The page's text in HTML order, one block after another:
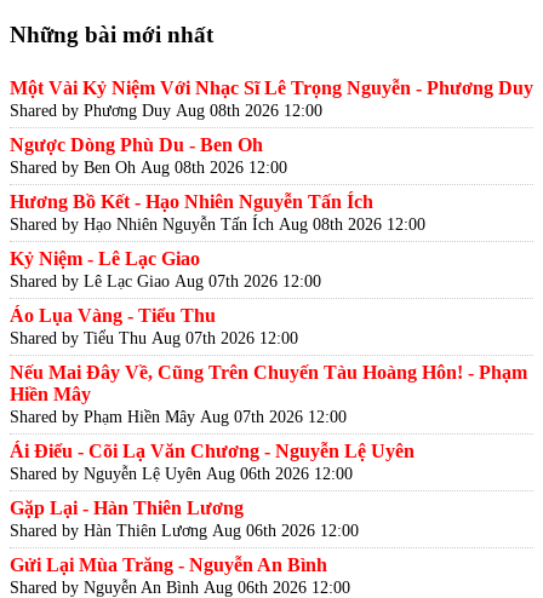
Những bài mới nhất
Một Vài Kỷ Niệm Với Nhạc Sĩ Lê Trọng Nguyễn - Phương Duy
Shared by Phương Duy Aug 08th 2026 12:00
Ngược Dòng Phù Du - Ben Oh
Shared by Ben Oh Aug 08th 2026 12:00
Hương Bồ Kết - Hạo Nhiên Nguyễn Tấn Ích
Shared by Hạo Nhiên Nguyễn Tấn Ích Aug 08th 2026 12:00
Kỷ Niệm - Lê Lạc Giao
Shared by Lê Lạc Giao Aug 07th 2026 12:00
Áo Lụa Vàng - Tiểu Thu
Shared by Tiểu Thu Aug 07th 2026 12:00
Nếu Mai Đây Về, Cũng Trên Chuyến Tàu Hoàng Hôn! - Phạm
Hiền Mây
Shared by Phạm Hiền Mây Aug 07th 2026 12:00
Ái Điểu - Cõi Lạ Văn Chương - Nguyễn Lệ Uyên
Shared by Nguyễn Lệ Uyên Aug 06th 2026 12:00
Gặp Lại - Hàn Thiên Lương
Shared by Hàn Thiên Lương Aug 06th 2026 12:00
Gửi Lại Mùa Trăng - Nguyễn An Bình
Shared by Nguyễn An Bình Aug 06th 2026 12:00